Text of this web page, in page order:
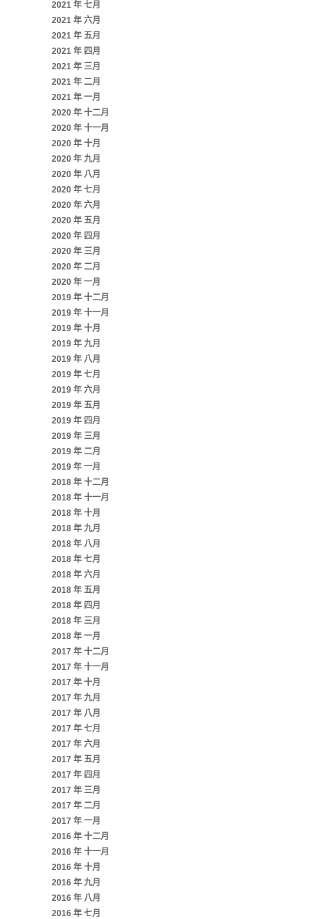
2021 年 七月
2021 年 六月
2021 年 五月
2021 年 四月
2021 年 三月
2021 年 二月
2021 年 一月
2020 年 十二月
2020 年 十一月
2020 年 十月
2020 年 九月
2020 年 八月
2020 年 七月
2020 年 六月
2020 年 五月
2020 年 四月
2020 年 三月
2020 年 二月
2020 年 一月
2019 年 十二月
2019 年 十一月
2019 年 十月
2019 年 九月
2019 年 八月
2019 年 七月
2019 年 六月
2019 年 五月
2019 年 四月
2019 年 三月
2019 年 二月
2019 年 一月
2018 年 十二月
2018 年 十一月
2018 年 十月
2018 年 九月
2018 年 八月
2018 年 七月
2018 年 六月
2018 年 五月
2018 年 四月
2018 年 三月
2018 年 一月
2017 年 十二月
2017 年 十一月
2017 年 十月
2017 年 九月
2017 年 八月
2017 年 七月
2017 年 六月
2017 年 五月
2017 年 四月
2017 年 三月
2017 年 二月
2017 年 一月
2016 年 十二月
2016 年 十一月
2016 年 十月
2016 年 九月
2016 年 八月
2016 年 七月